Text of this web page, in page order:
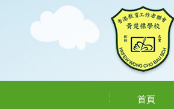
首頁